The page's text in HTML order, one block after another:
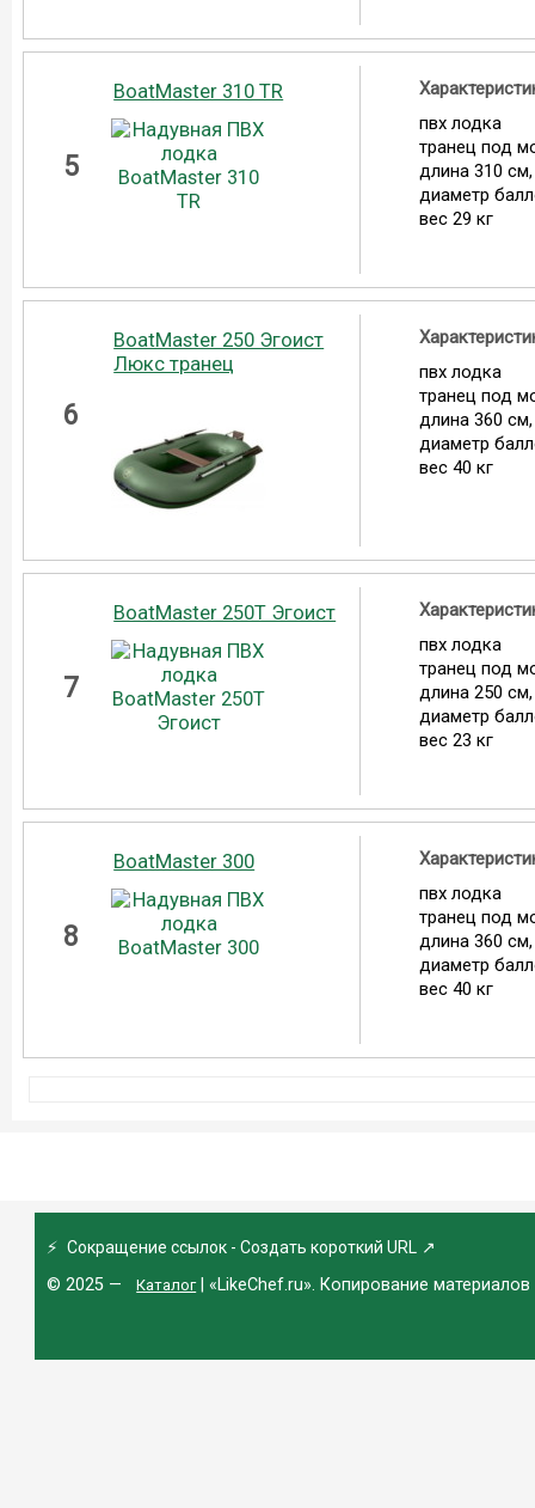
5
BoatMaster 310 TR
пвх лодка
транец под
длина 310
диаметр
вес 29 кг
6
BoatMaster 250 Эгоист
Люкс транец
пвх лодка
транец под
длина 360
диаметр
вес 40 кг
7
BoatMaster 250Т Эгоист
пвх лодка
транец под
длина 250
диаметр
вес 23 кг
8
BoatMaster 300
пвх лодка
транец под
длина 360
диаметр
вес 40 кг
⚡ Сокращение ссылок - Создать короткий URL ↗
© 2025 —
Каталог| «LikeChef.ru». Копирование